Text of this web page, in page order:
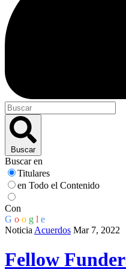
Buscar
Buscar en
Titulares
en Todo el Contenido
Con
G o o g l e
Noticia Acuerdos Mar 7, 2022
Fellow